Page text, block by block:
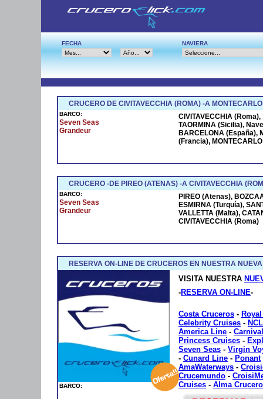
FECHA NAVIERA
CRUCERO DE CIVITAVECCHIA (ROMA) -A
BARCO:
Seven Seas
Grandeur
CIVITAVECCHIA
TAORMINA (Sicilia),
BARCELONA (España),
(Francia),
CRUCERO -DE PIREO (ATENAS) -A CIVITAVECCHIA
BARCO:
Seven Seas
Grandeur
PIREO (Atenas),
ESMIRNA (Turquía),
VALLETTA (Malta),
CIVITAVECCHIA (Roma)
RESERVA ON-LINE DE CRUCEROS EN NUESTRA
BARCO:
VISITA NUESTRA
-RESERVA ON-LINE-
Costa Cruceros -
Celebrity Cruises - NCL
America Line -
Princess Cruises -
Seven Seas - Virgin
- Cunard Line - Ponant
AmaWaterways -
Crucemundo -
Cruises - Alma